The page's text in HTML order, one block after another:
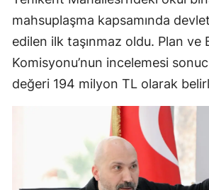
mahsuplaşma kapsamında
edilen ilk taşınmaz oldu. Plan ve
Komisyonu’nun incelemesi
değeri 194 milyon TL olarak